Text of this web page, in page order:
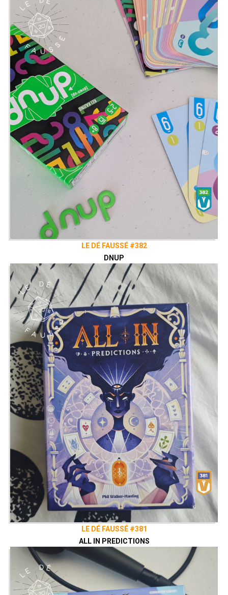
LE DÉ FAUSSÉ #382
DNUP
LE DÉ FAUSSÉ #381
ALL IN PREDICTIONS